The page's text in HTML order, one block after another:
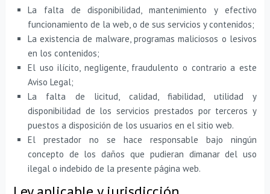
La falta de disponibilidad, mantenimiento y efectivo
funcionamiento de la web, o de sus servicios y contenidos;
La existencia de malware, programas maliciosos o lesivos
en los contenidos;
El uso ilícito, negligente, fraudulento o contrario a este
Aviso Legal;
La falta de licitud, calidad, fiabilidad, utilidad y
disponibilidad de los servicios prestados por terceros y
puestos a disposición de los usuarios en el sitio web.
El prestador no se hace responsable bajo ningún
concepto de los daños que pudieran dimanar del uso
ilegal o indebido de la presente página web.